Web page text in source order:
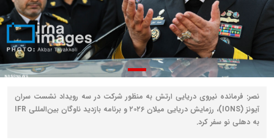
نصر: فرمانده نیروی دریایی ارتش به منظور شرکت در سه رویداد نشست سران
آیونز (IONS)، رزمایش دریایی میلان ۲۰۲۶ و برنامه بازدید ناوگان بین‌المللی IFR
به دهلی نو سفر کرد.